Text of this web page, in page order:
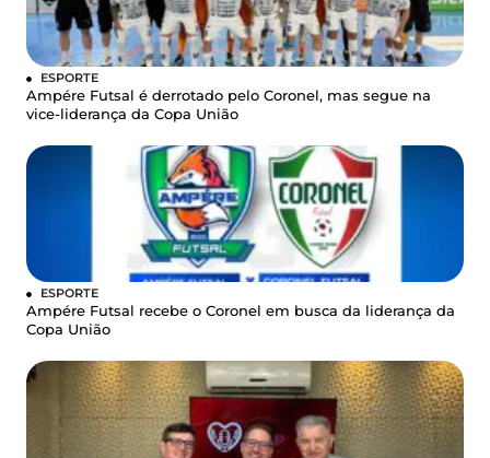
ESPORTE
Ampére Futsal é derrotado pelo Coronel, mas segue na
vice-liderança da Copa União
ESPORTE
Ampére Futsal recebe o Coronel em busca da liderança da
Copa União